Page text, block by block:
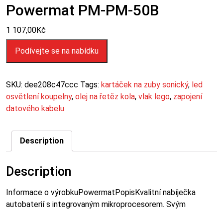
Powermat PM-PM-50B
1 107,00Kč
Podívejte se na nabídku
SKU: dee208c47ccc Tags: kartáček na zuby sonický, led
osvětlení koupelny, olej na řetěz kola, vlak lego, zapojení
datového kabelu
Description
Description
Informace o výrobkuPowermatPopisKvalitní nabíječka
autobaterií s integrovaným mikroprocesorem. Svým